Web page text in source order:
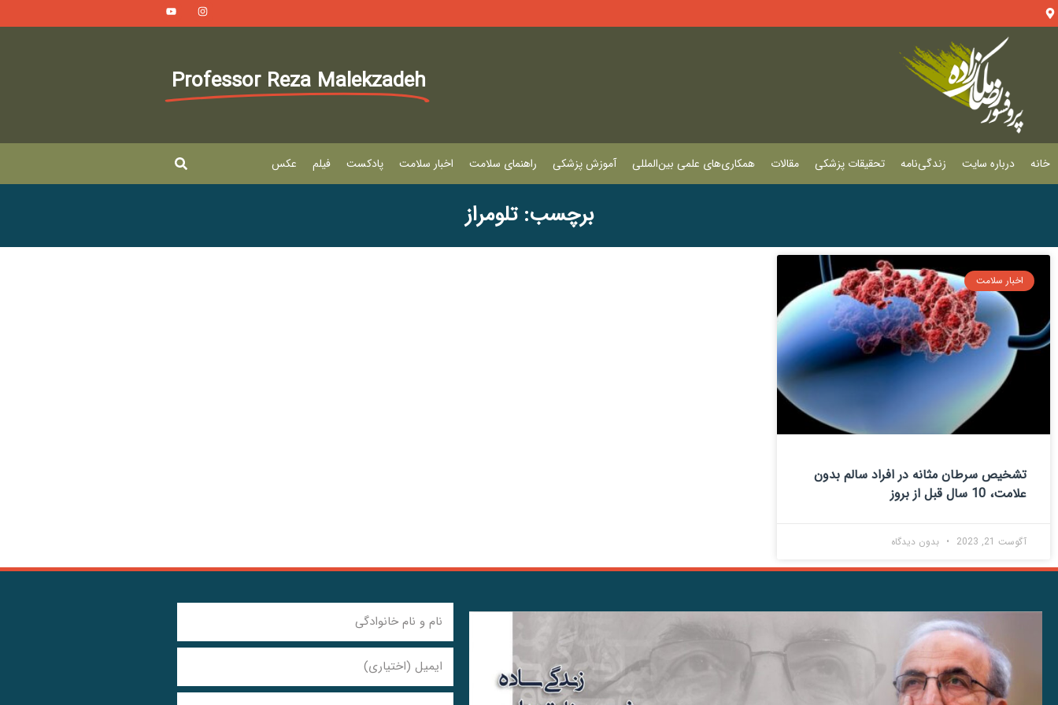
Professor Reza Malekzadeh
خانه درباره سایت زندگی‌نامه تحقیقات پزشکی مقالات همکاری‌های علمی بین‌المللی آموزش پزشکی راهنمای سلامت اخبار سلامت پادکست فیلم عکس
برچسب: تلومراز
اخبار سلامت
تشخیص سرطان مثانه در افراد سالم بدون
علامت، 10 سال قبل از بروز
آگوست 21, 2023 بدون دیدگاه